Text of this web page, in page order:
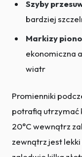
Szyby
bardziej
Markizy
ekonomiczna
wiatr
Promienniki
potrafią utrzymać
20°C wewnątrz
zewnątrz jest